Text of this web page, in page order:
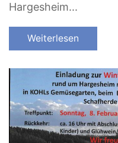
Hargesheim...
Weiterlesen